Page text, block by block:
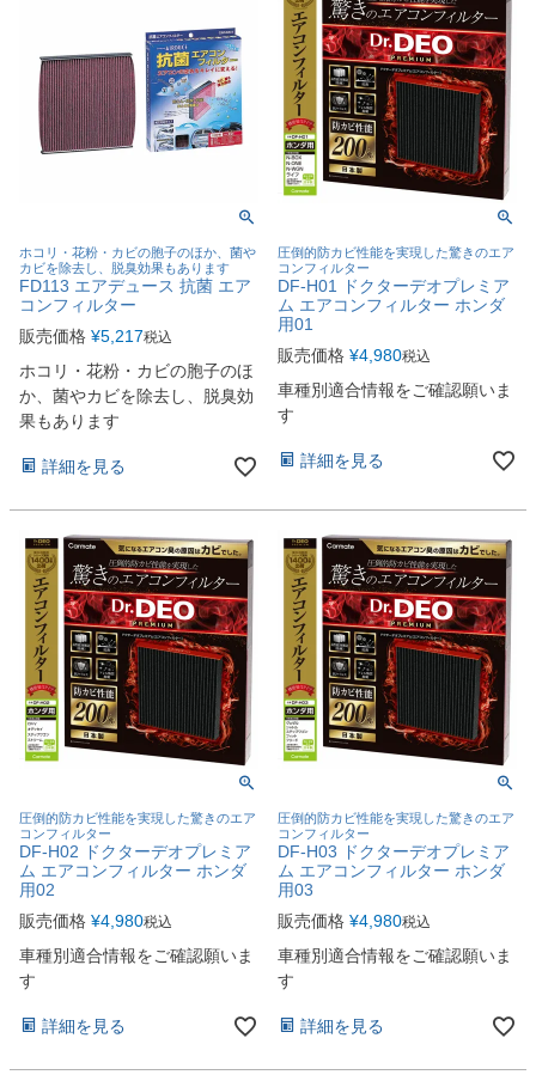
ホコリ・花粉・カビの胞子のほか、菌や
カビを除去し、脱臭効果もあります
FD113 エアデュース 抗菌 エア
コンフィルター
販売価格 ¥5,217税込
ホコリ・花粉・カビの胞子のほ
か、菌やカビを除去し、脱臭効
果もあります
詳細を見る
圧倒的防カビ性能を実現した驚きのエア
コンフィルター
DF-H01 ドクターデオプレミア
ム エアコンフィルター ホンダ
用01
販売価格 ¥4,980税込
車種別適合情報をご確認願いま
す
詳細を見る
圧倒的防カビ性能を実現した驚きのエア
コンフィルター
DF-H02 ドクターデオプレミア
ム エアコンフィルター ホンダ
用02
販売価格 ¥4,980税込
車種別適合情報をご確認願いま
す
詳細を見る
圧倒的防カビ性能を実現した驚きのエア
コンフィルター
DF-H03 ドクターデオプレミア
ム エアコンフィルター ホンダ
用03
販売価格 ¥4,980税込
車種別適合情報をご確認願いま
す
詳細を見る